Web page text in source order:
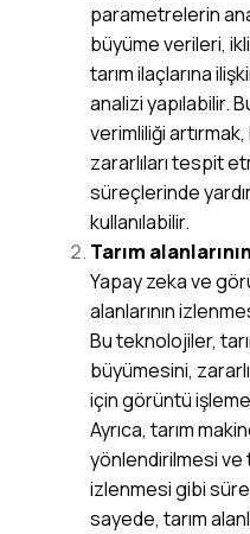
parametrelerin
büyüme verileri,
tarım ilaçlarına
analizi yapılabilir.
verimliliği
zararlıları tespit
süreçlerinde
kullanılabilir.
Tarım
Yapay zeka ve
alanlarının
Bu teknolojiler,
büyümesini,
için görüntü
Ayrıca, tarım
yönlendirilmesi ve
izlenmesi gibi
sayede, tarım